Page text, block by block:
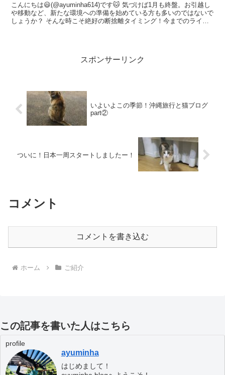
こんにちは😃(@ayuminha614)です🐱 気づけば1月も終盤。お引越し
や移動など、新たな環境への準備を始めている方も多いのではないで
しょうか？ そんな時こそ絶好の断捨離タイミング！今までのライフ
スポンサーリンク
いよいよこの季節！沖縄旅行と猫ブログ
part②
ついに！日本一周スタートしましたー！
コメント
コメントを書き込む
ホーム ご紹介
この記事を書いた人はこちら
profile
ayuminha
はじめまして！